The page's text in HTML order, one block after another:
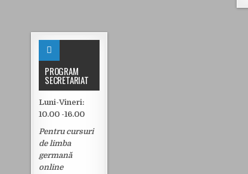
PROGRAM
SECRETARIAT
Luni-Vineri:
10.00 -16.00
Pentru cursuri
de limba
germană
online